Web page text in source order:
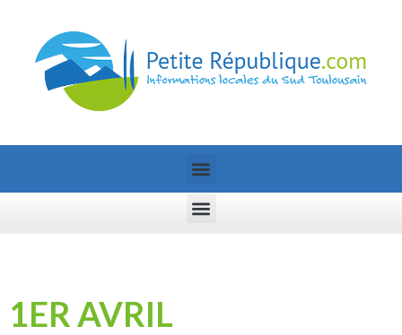
1ER AVRIL